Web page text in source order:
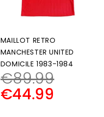
MAILLOT RETRO
MANCHESTER UNITED
DOMICILE 1983-1984
€89.99
€44.99